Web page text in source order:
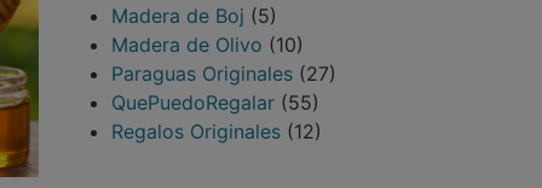
Madera de Boj (5)
Madera de Olivo (10)
Paraguas Originales(27)
QuePuedoRegalar(55)
Regalos Originales(12)